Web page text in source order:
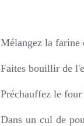
Mélangez la farine
Faites bouillir de
Préchauffez le four
Dans un cul de